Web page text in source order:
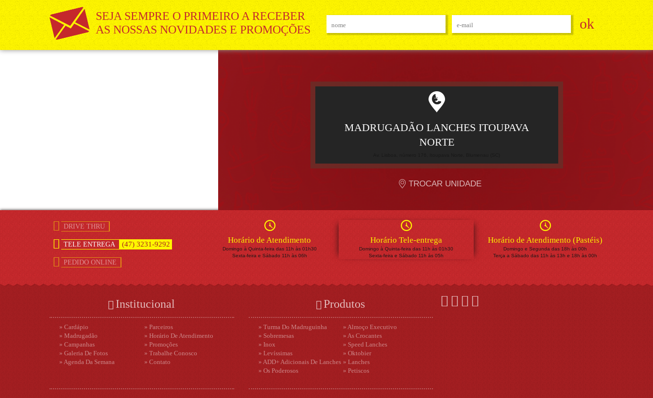
SEJA SEMPRE O PRIMEIRO A RECEBER
AS NOSSAS NOVIDADES E PROMOÇÕES
MADRUGADÃO LANCHES ITOUPAVA
NORTE
TROCAR UNIDADE
DRIVE THRU
TELE ENTREGA (47) 3231-9292
PEDIDO ONLINE
Horário de Atendimento
Domingo à Quinta-feira das 11h às 01h30
Sexta-feira e Sábado 11h às 06h
Horário Tele-entrega
Domingo à Quinta-feira das 11h às 01h30
Sexta-feira e Sábado 11h às 05h
Horário de Atendimento (Pastéis)
Domingo e Segunda das 18h às 00h
Terça a Sábado das 11h às 13h e 18h às 00h
Institucional
» Cardápio
» Parceiros
» Madrugadão
» Horário De Atendimento
» Campanhas
» Promoções
» Galeria De Fotos
» Trabalhe Conosco
» Agenda Da Semana
» Contato
Produtos
» Turma Do Madruguinha
» Almoço Executivo
» Sobremesas
» As Crocantes
» Inox
» Speed Lanches
» Levíssimas
» Oktobier
» ADD+ Adicionais De Lanches » Lanches
» Os Poderosos
» Petiscos